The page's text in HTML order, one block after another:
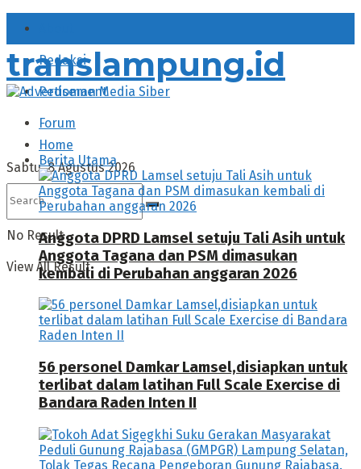
Redaksi
Pedoman Media Siber
Forum
Sabtu, 8 Agustus 2026
No Result
View All Result
translampung.id
Home
Berita Utama
Anggota DPRD Lamsel setuju Tali Asih untuk
Anggota Tagana dan PSM dimasukan
kembali di Perubahan anggaran 2026
56 personel Damkar Lamsel,disiapkan untuk
terlibat dalam latihan Full Scale Exercise di
Bandara Raden Inten II